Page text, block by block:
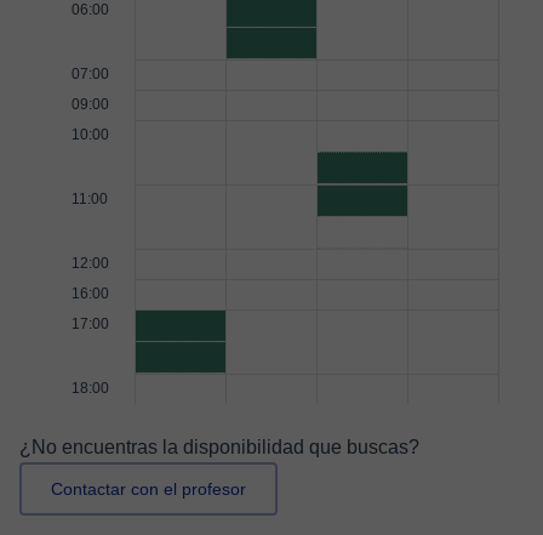
06:00
07:00
09:00
10:00
11:00
12:00
16:00
17:00
18:00
¿No encuentras la disponibilidad que buscas?
Contactar con el profesor